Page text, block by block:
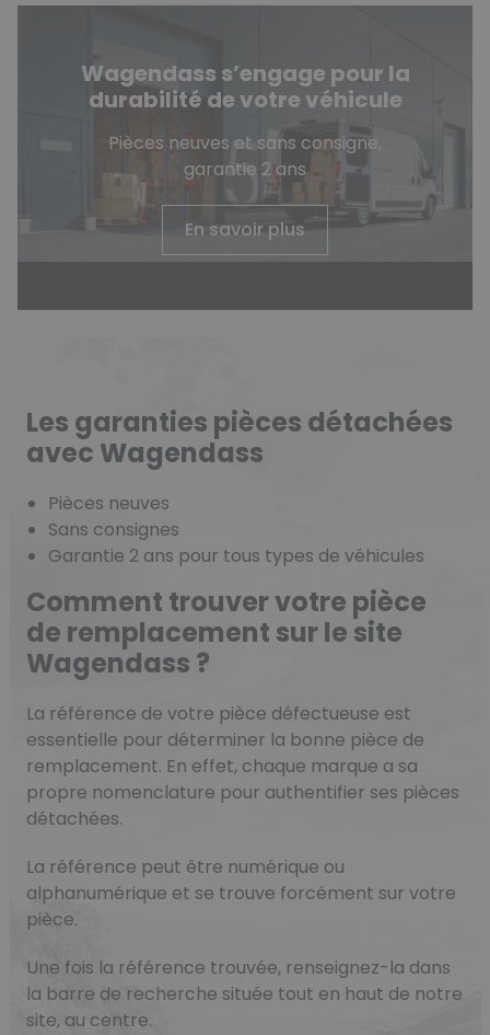
Wagendass s’engage pour la
durabilité de votre véhicule
Pièces neuves et sans consigne,
garantie 2 ans
En savoir plus
Les garanties pièces détachées
avec Wagendass
Pièces neuves
Sans consignes
Garantie 2 ans pour tous types de véhicules
Comment trouver votre pièce
de remplacement sur le site
Wagendass ?
La référence de votre pièce défectueuse est
essentielle pour déterminer la bonne pièce de
remplacement. En effet, chaque marque a sa
propre nomenclature pour authentifier ses pièces
détachées.
La référence peut être numérique ou
alphanumérique et se trouve forcément sur votre
pièce.
Une fois la référence trouvée, renseignez-la dans
la barre de recherche située tout en haut de notre
site, au centre.